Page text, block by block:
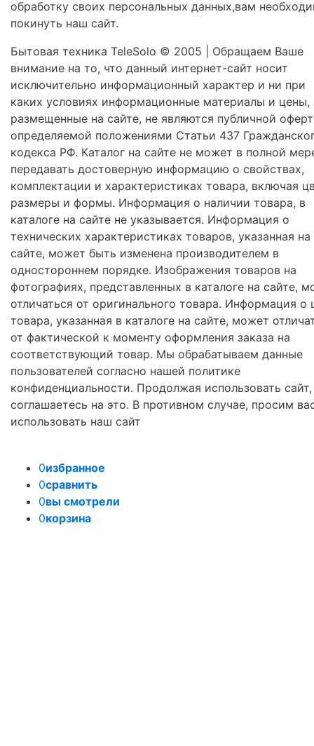
обработку своих персональных данных,вам
покинуть наш сайт.
Бытовая техника TeleSolo © 2005 | Обращаем Ваше
внимание на то, что данный интернет-сайт носит
исключительно информационный характер и ни при
каких условиях информационные материалы и цены,
размещенные на сайте, не являются публичной
определяемой положениями Статьи 437
кодекса РФ. Каталог на сайте не может в полной
передавать достоверную информацию о свойствах,
комплектации и характеристиках товара, включая
размеры и формы. Информация о наличии товара, в
каталоге на сайте не указывается. Информация о
технических характеристиках товаров, указанная на
сайте, может быть изменена производителем в
одностороннем порядке. Изображения товаров на
фотографиях, представленных в каталоге на сайте,
отличаться от оригинального товара. Информация о
товара, указанная в каталоге на сайте, может
от фактической к моменту оформления заказа на
соответствующий товар. Мы обрабатываем данные
пользователей согласно нашей политике
конфиденциальности. Продолжая использовать
соглашаетесь на это. В противном случае, просим
использовать наш сайт
0избранное
0сравнить
0вы смотрели
0корзина